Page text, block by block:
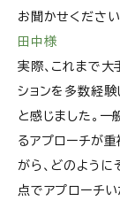
お聞かせください
田中様
実際、これまで大
ションを多数経
と感じました。
るアプローチが
がら、どのよう
点でアプローチい